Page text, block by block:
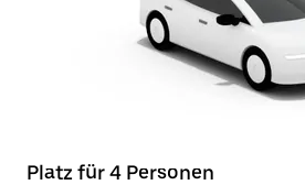
Platz für 4 Personen